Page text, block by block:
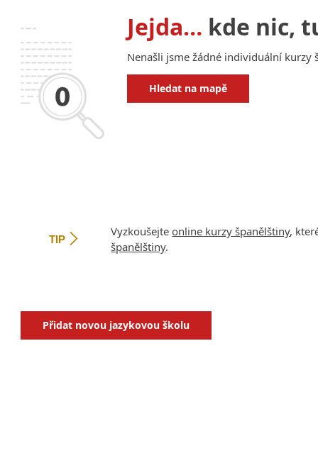
Jejda… kde nic,
Nenašli jsme žádné individuální kurzy
Hledat na mapě
TIP
Vyzkoušejte online kurzy španělštiny,
španělštiny.
Přidat novou jazykovou školu